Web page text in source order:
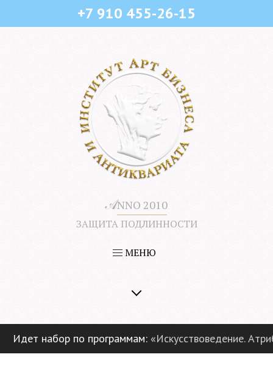
+7 910 455-26-15
𝒜NNO 2010
ЗАЩИТА ПОДЛИННОСТИ
МЕНЮ
Идет набор по программам:«Искусствоведение.